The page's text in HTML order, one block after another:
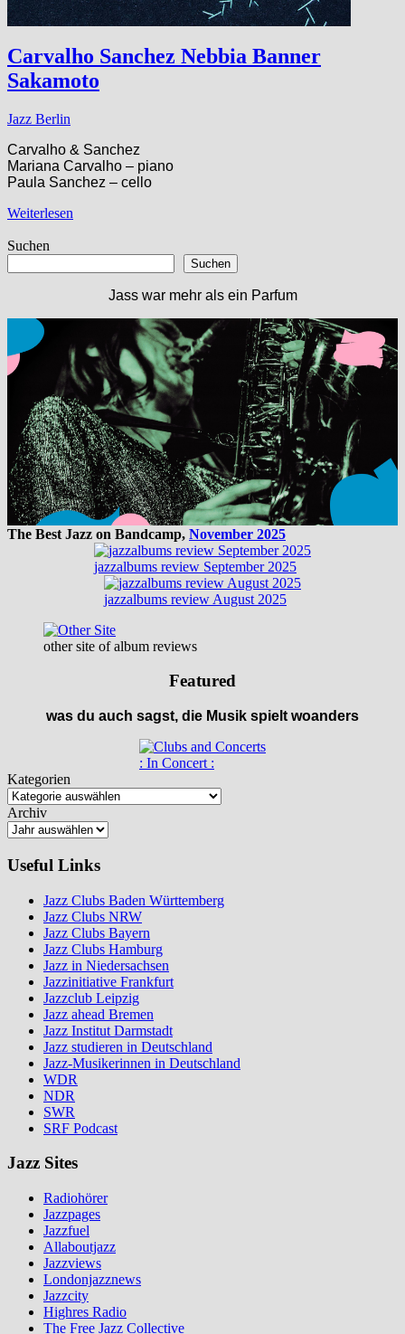
Carvalho Sanchez Nebbia Banner
Sakamoto
Jazz Berlin
Carvalho & Sanchez
Mariana Carvalho – piano
Paula Sanchez – cello
Weiterlesen
Suchen
Suchen
Jass war mehr als ein Parfum
The Best Jazz on Bandcamp, November 2025
jazzalbums review September 2025
jazzalbums review August 2025
other site of album reviews
Featured
was du auch sagst, die Musik spielt woanders
: In Concert :
Kategorien
Archiv
Useful Links
Jazz Clubs Baden Württemberg
Jazz Clubs NRW
Jazz Clubs Bayern
Jazz Clubs Hamburg
Jazz in Niedersachsen
Jazzinitiative Frankfurt
Jazzclub Leipzig
Jazz ahead Bremen
Jazz Institut Darmstadt
Jazz studieren in Deutschland
Jazz-Musikerinnen in Deutschland
WDR
NDR
SWR
SRF Podcast
Jazz Sites
Radiohörer
Jazzpages
Jazzfuel
Allaboutjazz
Jazzviews
Londonjazznews
Jazzcity
Highres Radio
The Free Jazz Collective